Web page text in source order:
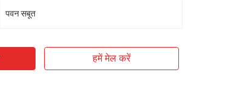
पवन सबूत
हमें मेल करें